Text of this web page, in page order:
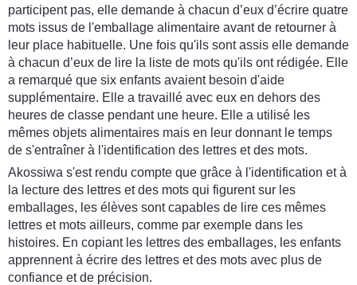
participent pas, elle demande à chacun d’eux d’écrire quatre
mots issus de l'emballage alimentaire avant de retourner à
leur place habituelle. Une fois qu'ils sont assis elle demande
à chacun d’eux de lire la liste de mots qu'ils ont rédigée. Elle
a remarqué que six enfants avaient besoin d'aide
supplémentaire. Elle a travaillé avec eux en dehors des
heures de classe pendant une heure. Elle a utilisé les
mêmes objets alimentaires mais en leur donnant le temps
de s'entraîner à l'identification des lettres et des mots.
Akossiwa s'est rendu compte que grâce à l'identification et à
la lecture des lettres et des mots qui figurent sur les
emballages, les élèves sont capables de lire ces mêmes
lettres et mots ailleurs, comme par exemple dans les
histoires. En copiant les lettres des emballages, les enfants
apprennent à écrire des lettres et des mots avec plus de
confiance et de précision.